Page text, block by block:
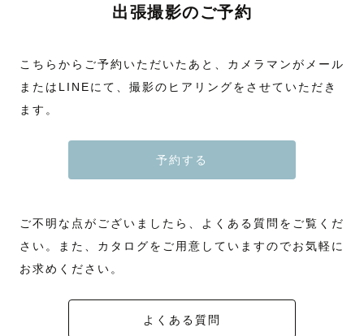
出張撮影のご予約
こちらからご予約いただいたあと、カメラマンがメール
またはLINEにて、撮影のヒアリングをさせていただき
ます。
予約する
ご不明な点がございましたら、よくある質問をご覧くだ
さい。また、カタログをご用意していますのでお気軽に
お求めください。
よくある質問